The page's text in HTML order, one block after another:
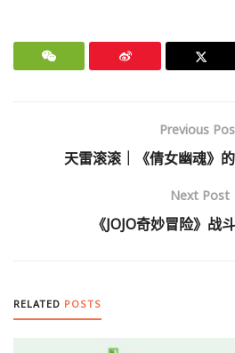
Previous
天雷滚滚｜《倩女幽魂》
Next Post
《JOJO奇妙冒险》战
RELATED POSTS